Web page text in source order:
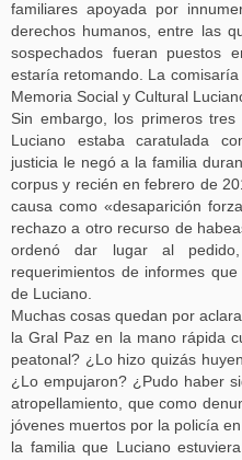
familiares apoyada por
derechos humanos, entre las
sospechados fueran puestos
estaría retomando. La
Memoria Social y Cultural
Sin embargo, los primeros
Luciano estaba caratulada
justicia le negó a la familia
corpus y recién en febrero de
causa como «desaparición
rechazo a otro recurso de
ordenó dar lugar al
requerimientos de informes
de Luciano.
Muchas cosas quedan por
la Gral Paz en la mano rápida
peatonal? ¿Lo hizo quizás
¿Lo empujaron? ¿Pudo haber
atropellamiento, que como
jóvenes muertos por la policía
la familia que Luciano